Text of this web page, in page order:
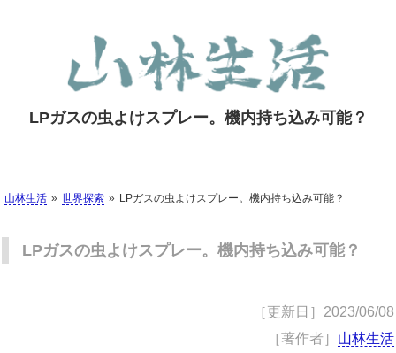
LPガスの虫よけスプレー。機内持ち込み可能？
山林生活 世界探索 LPガスの虫よけスプレー。機内持ち込み可能？
LPガスの虫よけスプレー。機内持ち込み可能？
［更新日］ 2023/06/08
［著作者］ 山林生活